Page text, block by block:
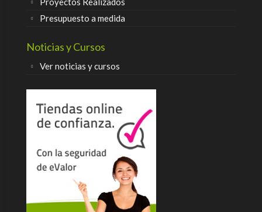
Presupuesto a medida
Noticias y Cursos
Ver noticias y cursos